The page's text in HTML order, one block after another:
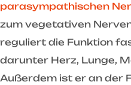
parasympathischen
zum vegetativen
reguliert die Funktion
darunter Herz, Lunge,
Außerdem ist er an der